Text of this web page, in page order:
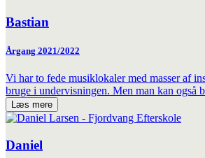
Bastian
Årgang 2021/2022
Vi har to fede musiklokaler med masser af
bruge i undervisningen. Men man kan også
Læs mere
Daniel